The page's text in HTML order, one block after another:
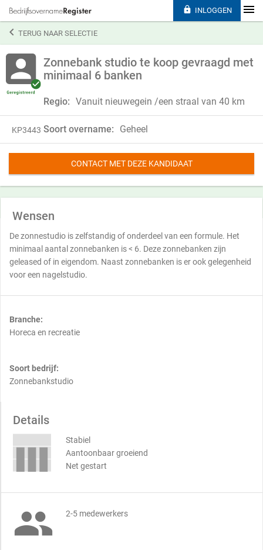
TERUG NAAR SELECTIE
Zonnebank studio te koop gevraagd met
minimaal 6 banken
Regio: Vanuit nieuwegein /een straal van 40 km
KP3443 Soort overname: Geheel
CONTACT MET DEZE KANDIDAAT
Wensen
De zonnestudio is zelfstandig of onderdeel van een formule. Het
minimaal aantal zonnebanken is < 6. Deze zonnebanken zijn
geleased of in eigendom. Naast zonnebanken is er ook gelegenheid
voor een nagelstudio.
Branche:
Horeca en recreatie
Soort bedrijf:
Zonnebankstudio
Details
Stabiel
Aantoonbaar groeiend
Net gestart
 2-5 medewerkers
 INLOGGEN